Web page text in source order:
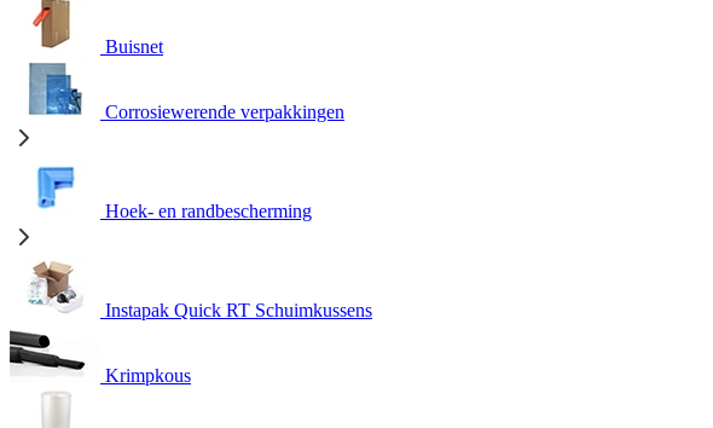
Buisnet
Corrosiewerende verpakkingen
Hoek- en randbescherming
Instapak Quick RT Schuimkussens
Krimpkous